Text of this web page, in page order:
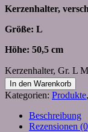
Kerzenhalter,
Größe: L
Höhe: 50,5 cm
Kerzenhalter, Gr. L
In den Warenkorb
Kategorien: Produkte,
Beschreibung
Rezensionen